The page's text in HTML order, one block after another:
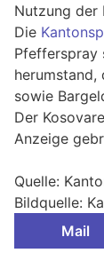
Nutzung der
Die
Pfefferspray
sowie
Der
Anzeige
Quelle:
Bildquelle:
Mail